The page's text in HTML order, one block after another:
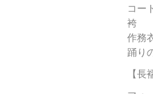
コー
袴
作務
踊り
【長